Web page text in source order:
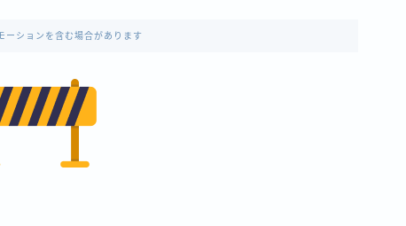
ーションを含む場合があります